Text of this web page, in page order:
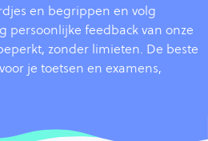
en begrippen en volg
persoonlijke feedback van onze
zonder limieten. De beste
je toetsen en examens,